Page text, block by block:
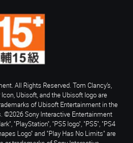
All Rights Reserved. Tom Clancy’s,
Ubisoft, and the Ubisoft logo are
of Ubisoft Entertainment in the
©2026 Sony Interactive Entertainment
"PlayStation", "PS5 logo", "PS5", "PS4
Logo" and "Play Has No Limits" are